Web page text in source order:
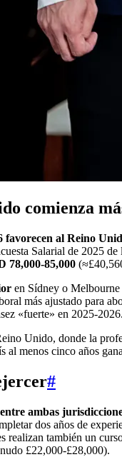
comienza
al Reino
Salarial de 2025
78,000-85,000
en Sídney o Melbourne
más ajustado para
«fuerte» en 2025-2026.
Unido, donde la
al menos cinco años
#
ambas
dos años de
también un
£22,000-£28,000).